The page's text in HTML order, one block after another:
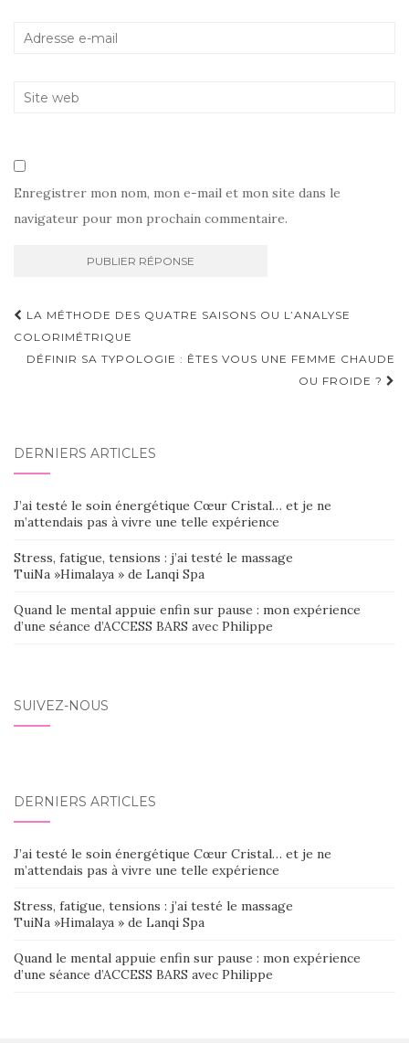
Enregistrer mon nom, mon e-mail et mon site dans le
navigateur pour mon prochain commentaire.
Navigation
d'article
LA MÉTHODE DES QUATRE SAISONS OU L’ANALYSE
COLORIMÉTRIQUE
DÉFINIR SA TYPOLOGIE : ÊTES VOUS UNE FEMME CHAUDE
OU FROIDE ?
DERNIERS ARTICLES
J’ai testé le soin énergétique Cœur Cristal… et je ne
m’attendais pas à vivre une telle expérience
Stress, fatigue, tensions : j’ai testé le massage
TuiNa »Himalaya » de Lanqi Spa
Quand le mental appuie enfin sur pause : mon expérience
d’une séance d’ACCESS BARS avec Philippe
SUIVEZ-NOUS
DERNIERS ARTICLES
J’ai testé le soin énergétique Cœur Cristal… et je ne
m’attendais pas à vivre une telle expérience
Stress, fatigue, tensions : j’ai testé le massage
TuiNa »Himalaya » de Lanqi Spa
Quand le mental appuie enfin sur pause : mon expérience
d’une séance d’ACCESS BARS avec Philippe